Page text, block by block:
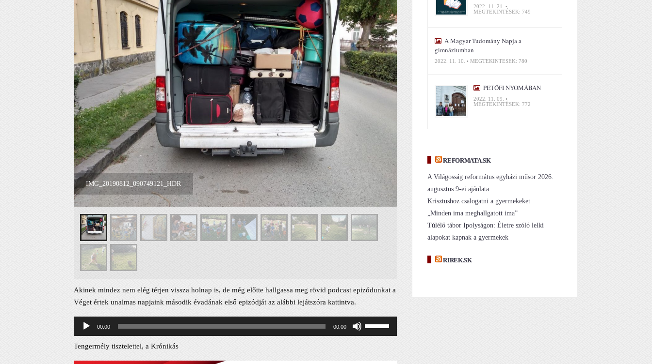
IMG_20190812_090749121_HDR
Akinek mindez nem elég térjen vissza holnap is, de még előtte hallgassa meg rövid podcast epizódunkat a
Véget értek unalmas napjaink második évadának első epizódját az alábbi lejátszóra kattintva.
Audió
lejátszó
00:00 00:00
Tengermély tisztelettel, a Krónikás
2022. 11. 21. •
MEGTEKINTÉSEK: 749
A Magyar Tudomány Napja a
gimnáziumban
2022. 11. 10. • MEGTEKINTÉSEK: 780
PETŐFI NYOMÁBAN
2022. 11. 09. •
MEGTEKINTÉSEK: 772
REFORMATA.SK
A Világosság református egyházi műsor 2026.
augusztus 9-ei ajánlata
Krisztushoz csalogatni a gyermekeket
„Minden ima meghallgatott ima”
Túlélő tábor Ipolyságon: Életre szóló lelki
alapokat kapnak a gyermekek
RIREK.SK